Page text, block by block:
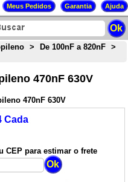
> De 100nF a 820nF
>
470nF 630V
470nF 630V
Cada
CEP para estimar o frete